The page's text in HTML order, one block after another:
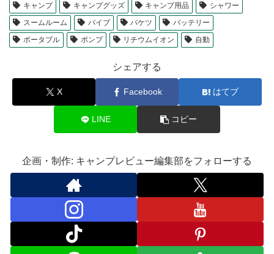
キャンプ
キャンプグッズ キャンプ用品
シャワー
スームルーム
バイブ バケツ
バッテリー
ポータブル
ポンプ リチウムイオン 自動
シェアする
X Facebook はてブ
LINE コピー
企画・制作: キャンプレビュー編集部をフォローする